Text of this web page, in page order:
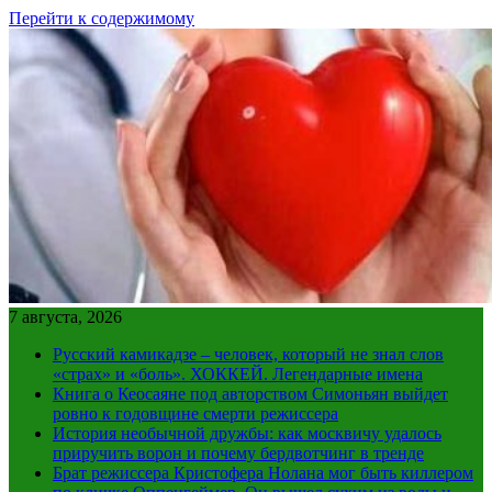
Перейти к содержимому
7 августа, 2026
Русский камикадзе – человек, который не знал слов
«страх» и «боль». ХОККЕЙ. Легендарные имена
Книга о Кеосаяне под авторством Симоньян выйдет
ровно к годовщине смерти режиссера
История необычной дружбы: как москвичу удалось
приручить ворон и почему бердвотчинг в тренде
Брат режиссера Кристофера Нолана мог быть киллером